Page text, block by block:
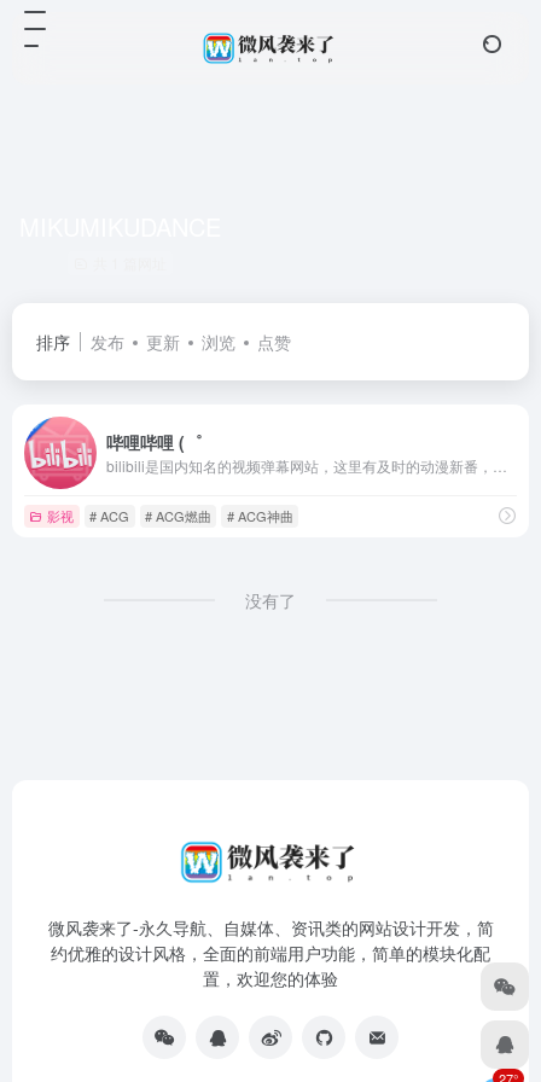
排序 发布 更新 浏览 点赞
哔哩哔哩 (゜
影视 # ACG # ACG燃曲 # ACG神曲
没有了
微风袭来了-永久导航、自媒体、资讯类的网站设计开发，简
约优雅的设计风格，全面的前端用户功能，简单的模块化配
置，欢迎您的体验